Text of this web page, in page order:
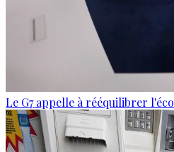
Le G7 appelle à rééquilibrer